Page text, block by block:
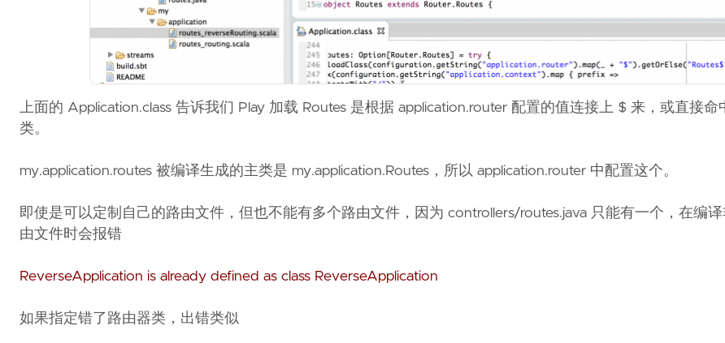
上面的 Application.class 告诉我们 Play 加载 Routes 是根据 application.router 配置的值连接上 $ 来，或直接命
类。
my.application.routes 被编译生成的主类是 my.application.Routes，所以 application.router 中配置这个。
即使是可以定制自己的路由文件，但也不能有多个路由文件，因为 controllers/routes.java 只能有一个，在编
由文件时会报错
ReverseApplication is already defined as class ReverseApplication
如果指定错了路由器类，出错类似